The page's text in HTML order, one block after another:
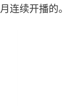
连续开播的。